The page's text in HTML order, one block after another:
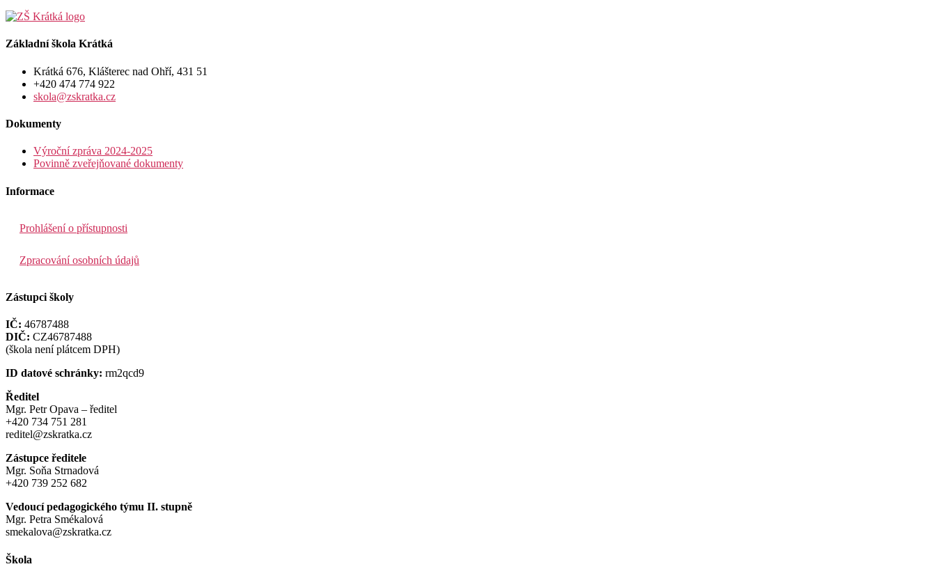
Základní škola Krátká
Krátká 676, Klášterec nad Ohří, 431 51
+420 474 774 922
skola@zskratka.cz
Dokumenty
Výroční zpráva 2024-2025
Povinně zveřejňované dokumenty
Informace
Prohlášení o přístupnosti
Zpracování osobních údajů
Zástupci školy
IČ: 46787488
DIČ: CZ46787488
(škola není plátcem DPH)
ID datové schránky: rm2qcd9
Ředitel
Mgr. Petr Opava – ředitel
+420 734 751 281
reditel@zskratka.cz
Zástupce ředitele
Mgr. Soňa Strnadová
+420 739 252 682
Vedoucí pedagogického týmu II. stupně
Mgr. Petra Smékalová
smekalova@zskratka.cz
Škola